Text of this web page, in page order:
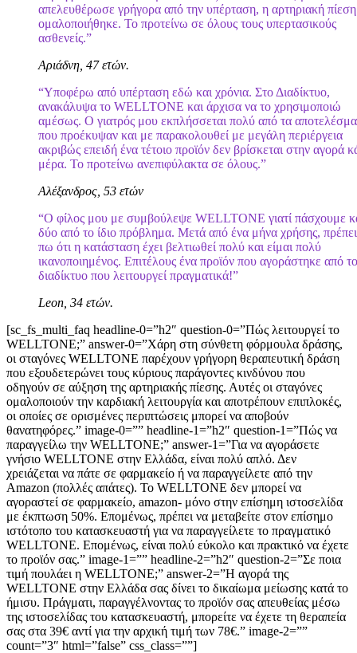
απελευθέρωσε γρήγορα από την υπέρταση, η αρτηριακή πίεση
ομαλοποιήθηκε. Το προτείνω σε όλους τους υπερτασικούς
ασθενείς.”
Αριάδνη, 47 ετών.
“Υποφέρω από υπέρταση εδώ και χρόνια. Στο Διαδίκτυο,
ανακάλυψα το WELLTONE και άρχισα να το χρησιμοποιώ
αμέσως. Ο γιατρός μου εκπλήσσεται πολύ από τα
που προέκυψαν και με παρακολουθεί με μεγάλη περιέργεια
ακριβώς επειδή ένα τέτοιο προϊόν δεν βρίσκεται στην αγορά
μέρα. Το προτείνω ανεπιφύλακτα σε όλους.”
Αλέξανδρος, 53 ετών
“Ο φίλος μου με συμβούλεψε WELLTONE γιατί πάσχουμε
δύο από το ίδιο πρόβλημα. Μετά από ένα μήνα χρήσης,
πω ότι η κατάσταση έχει βελτιωθεί πολύ και είμαι πολύ
ικανοποιημένος. Επιτέλους ένα προϊόν που αγοράστηκε από το
διαδίκτυο που λειτουργεί πραγματικά!”
Leon, 34 ετών.
[sc_fs_multi_faq headline-0=”h2″ question-0=”Πώς λειτουργεί το
WELLTONE;” answer-0=”Χάρη στη σύνθετη φόρμουλα δράσης,
οι σταγόνες WELLTONE παρέχουν γρήγορη θεραπευτική δράση
που εξουδετερώνει τους κύριους παράγοντες κινδύνου που
οδηγούν σε αύξηση της αρτηριακής πίεσης. Αυτές οι σταγόνες
ομαλοποιούν την καρδιακή λειτουργία και αποτρέπουν επιπλοκές,
οι οποίες σε ορισμένες περιπτώσεις μπορεί να αποβούν
θανατηφόρες.” image-0=”” headline-1=”h2″ question-1=”Πώς να
παραγγείλω την WELLTONE;” answer-1=”Για να αγοράσετε
γνήσιο WELLTONE στην Ελλάδα, είναι πολύ απλό. Δεν
χρειάζεται να πάτε σε φαρμακείο ή να παραγγείλετε από την
Amazon (πολλές απάτες). Το WELLTONE δεν μπορεί να
αγοραστεί σε φαρμακείο, amazon- μόνο στην επίσημη ιστοσελίδα
με έκπτωση 50%. Επομένως, πρέπει να μεταβείτε στον επίσημο
ιστότοπο του κατασκευαστή για να παραγγείλετε το πραγματικό
WELLTONE. Επομένως, είναι πολύ εύκολο και πρακτικό να έχετε
το προϊόν σας.” image-1=”” headline-2=”h2″ question-2=”Σε ποια
τιμή πουλάει η WELLTONE;” answer-2=”Η αγορά της
WELLTONE στην Ελλάδα σας δίνει το δικαίωμα μείωσης κατά το
ήμισυ. Πράγματι, παραγγέλνοντας το προϊόν σας απευθείας μέσω
της ιστοσελίδας του κατασκευαστή, μπορείτε να έχετε τη θεραπεία
σας στα 39€ αντί για την αρχική τιμή των 78€.” image-2=””
count=”3″ html=”false” css_class=””]